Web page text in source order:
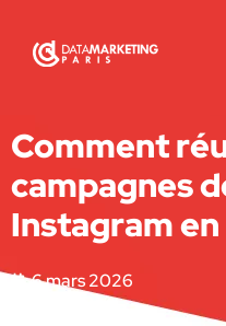
Comment
campagnes
Instagram
6 mars 2026